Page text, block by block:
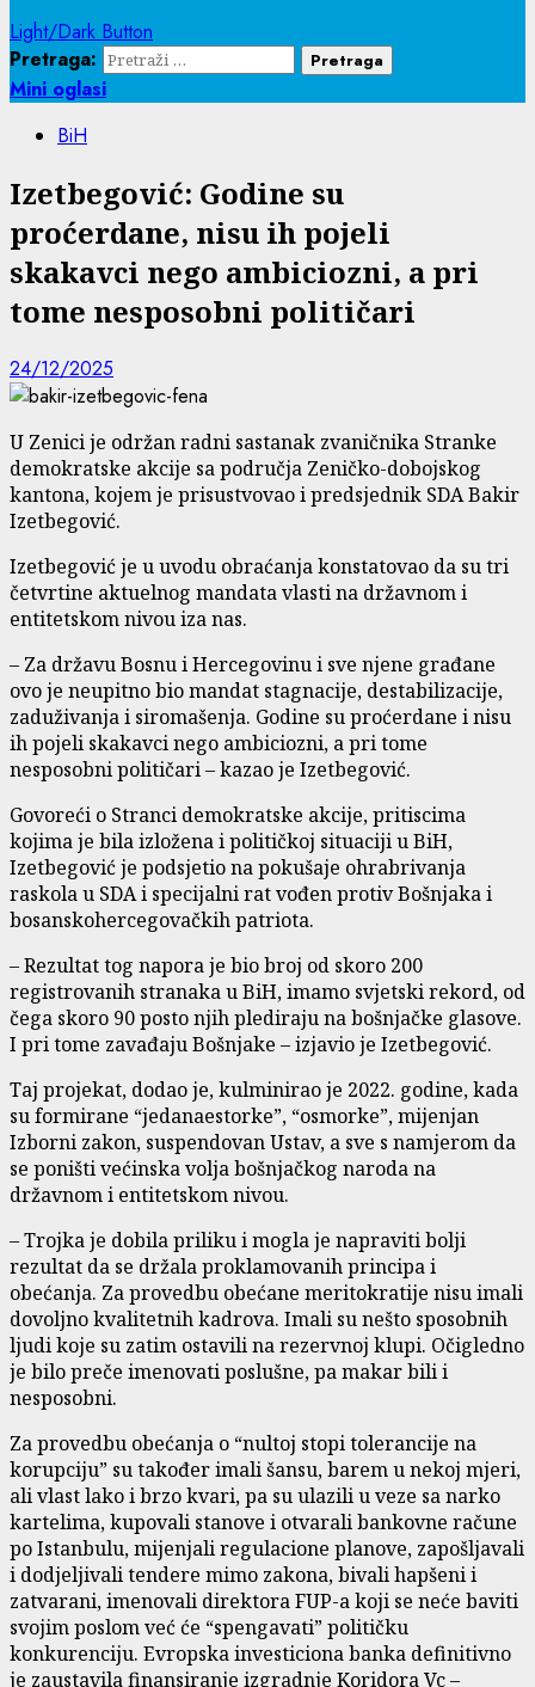
Light/Dark Button
Pretraga:
Mini oglasi
BiH
Izetbegović: Godine su
proćerdane, nisu ih pojeli
skakavci nego ambiciozni, a pri
tome nesposobni političari
24/12/2025
U Zenici je održan radni sastanak zvaničnika Stranke
demokratske akcije sa područja Zeničko-dobojskog
kantona, kojem je prisustvovao i predsjednik SDA Bakir
Izetbegović.
Izetbegović je u uvodu obraćanja konstatovao da su tri
četvrtine aktuelnog mandata vlasti na državnom i
entitetskom nivou iza nas.
– Za državu Bosnu i Hercegovinu i sve njene građane
ovo je neupitno bio mandat stagnacije, destabilizacije,
zaduživanja i siromašenja. Godine su proćerdane i nisu
ih pojeli skakavci nego ambiciozni, a pri tome
nesposobni političari – kazao je Izetbegović.
Govoreći o Stranci demokratske akcije, pritiscima
kojima je bila izložena i političkoj situaciji u BiH,
Izetbegović je podsjetio na pokušaje ohrabrivanja
raskola u SDA i specijalni rat vođen protiv Bošnjaka i
bosanskohercegovačkih patriota.
– Rezultat tog napora je bio broj od skoro 200
registrovanih stranaka u BiH, imamo svjetski rekord, od
čega skoro 90 posto njih plediraju na bošnjačke glasove.
I pri tome zavađaju Bošnjake – izjavio je Izetbegović.
Taj projekat, dodao je, kulminirao je 2022. godine, kada
su formirane “jedanaestorke”, “osmorke”, mijenjan
Izborni zakon, suspendovan Ustav, a sve s namjerom da
se poništi većinska volja bošnjačkog naroda na
državnom i entitetskom nivou.
– Trojka je dobila priliku i mogla je napraviti bolji
rezultat da se držala proklamovanih principa i
obećanja. Za provedbu obećane meritokratije nisu imali
dovoljno kvalitetnih kadrova. Imali su nešto sposobnih
ljudi koje su zatim ostavili na rezervnoj klupi. Očigledno
je bilo preče imenovati poslušne, pa makar bili i
nesposobni.
Za provedbu obećanja o “nultoj stopi tolerancije na
korupciju” su također imali šansu, barem u nekoj mjeri,
ali vlast lako i brzo kvari, pa su ulazili u veze sa narko
kartelima, kupovali stanove i otvarali bankovne račune
po Istanbulu, mijenjali regulacione planove, zapošljavali
i dodjeljivali tendere mimo zakona, bivali hapšeni i
zatvarani, imenovali direktora FUP-a koji se neće baviti
svojim poslom već će “spengavati” političku
konkurenciju. Evropska investiciona banka definitivno
je zaustavila finansiranje izgradnje Koridora Vc –